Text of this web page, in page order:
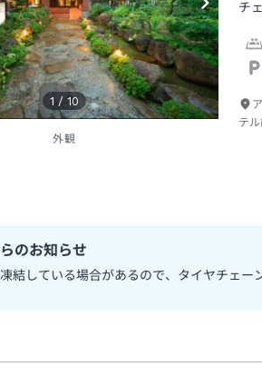
1 / 10
外観
チ
テ
のお知らせ
結している場合があるので、タイヤチェー